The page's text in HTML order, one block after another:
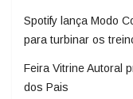
Spotify lança Modo
para turbinar os
Feira Vitrine Autoral
dos Pais